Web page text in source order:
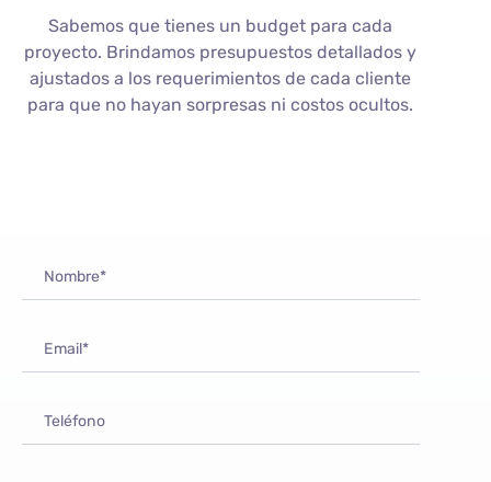
Sabemos que tienes un budget para cada
proyecto. Brindamos presupuestos detallados y
ajustados a los requerimientos de cada cliente
para que no hayan sorpresas ni costos ocultos.